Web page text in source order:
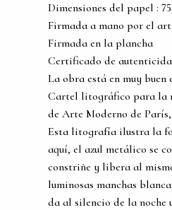
Dimensiones del papel :
Firmada a mano por el
Firmada en la plancha
Certificado de
La obra está en muy buen
Cartel litográfico para la
de Arte Moderno de París,
Esta litografía ilustra la
aquí, el azul metálico se
constriñe y libera al
luminosas manchas
da al silencio de la noche